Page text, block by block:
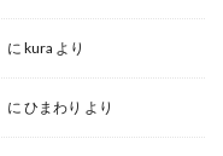
に kura より
に ひまわり より